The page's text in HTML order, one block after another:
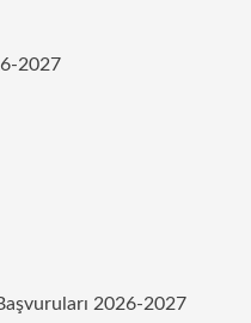
2027
2026-2027